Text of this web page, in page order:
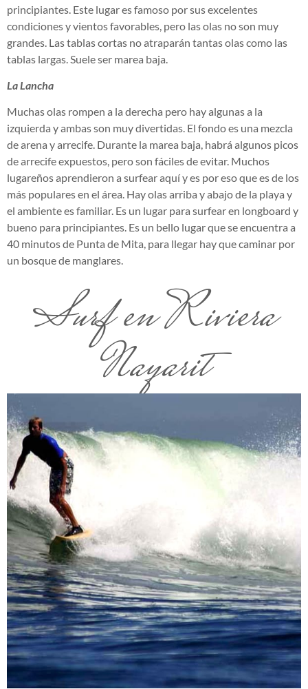
principiantes. Este lugar es famoso por sus excelentes
condiciones y vientos favorables, pero las olas no son muy
grandes. Las tablas cortas no atraparán tantas olas como las
tablas largas. Suele ser marea baja.
La Lancha
Muchas olas rompen a la derecha pero hay algunas a la
izquierda y ambas son muy divertidas. El fondo es una mezcla
de arena y arrecife. Durante la marea baja, habrá algunos picos
de arrecife expuestos, pero son fáciles de evitar. Muchos
lugareños aprendieron a surfear aquí y es por eso que es de los
más populares en el área. Hay olas arriba y abajo de la playa y
el ambiente es familiar. Es un lugar para surfear en longboard y
bueno para principiantes. Es un bello lugar que se encuentra a
40 minutos de Punta de Mita, para llegar hay que caminar por
un bosque de manglares.
Surf en Riviera
Nayarit